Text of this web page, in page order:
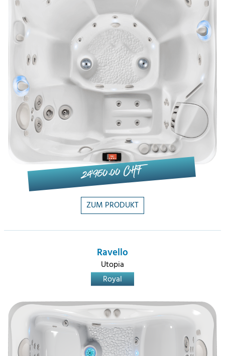
24'950.00 CHF
ZUM PRODUKT
Ravello
Utopia
Royal